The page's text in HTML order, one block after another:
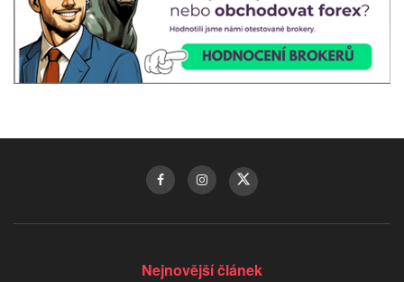
Nejnovější článek